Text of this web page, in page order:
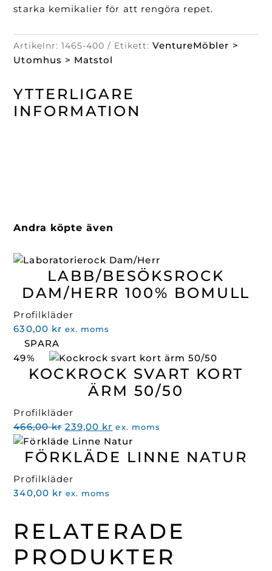
starka kemikalier för att rengöra repet.
Artikelnr:1465-400 Etikett: VentureMöbler >
Utomhus > Matstol
YTTERLIGARE
INFORMATION
Andra köpte även
LABB/BESÖKSROCK
DAM/HERR 100% BOMULL
Profilkläder
630,00 kr ex. moms
SPARA
49%
KOCKROCK SVART KORT
ÄRM 50/50
Profilkläder
466,00kr Det
ursprungliga
priset
466,00 kr.
239,00 kr Det
nuvarande
priset
ex. moms
FÖRKLÄDE LINNE NATUR
Profilkläder
340,00 kr ex. moms
RELATERADE
PRODUKTER